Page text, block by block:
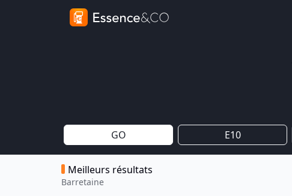
GO E10
Meilleurs résultats
Barretaine